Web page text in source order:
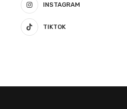
INSTAGRAM
TIKTOK